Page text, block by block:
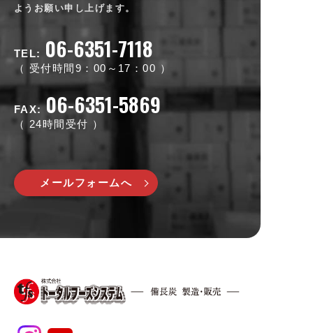
ようお願い申し上げます。
TEL: 06-6351-7118
受付時間9：00～17：00
FAX: 06-6351-5869
24時間受付
メールフォームへ